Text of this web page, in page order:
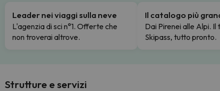
Leader nei viaggi sulla neve
L'agenzia di sci n°1. Offerte che
non troverai altrove.
Il catalogo più
Dai Pirenei alle Alpi. Il
Skipass, tutto pronto.
Strutture e servizi